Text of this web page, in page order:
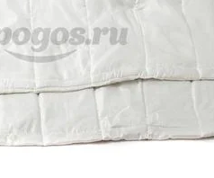
для работ на
Гидравлика
химия
материалы и